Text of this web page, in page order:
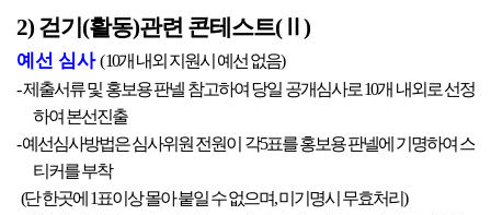
2) 걷기(활동)관련 콘테스트(Ⅱ)
예선 심사( 10개 내외 지원시 예선 없음)
- 제출서류 및 홍보용 판넬 참고하여 당일 공개심사로 10개 내외로 선정
하여 본선진출
- 예선심사방법은 심사위원 전원이 각5표를 홍보용 판넬에 기명하여 스
티커를 부착
(단 한곳에 1표이상 몰아 붙일 수 없으며, 미기명시 무효처리)